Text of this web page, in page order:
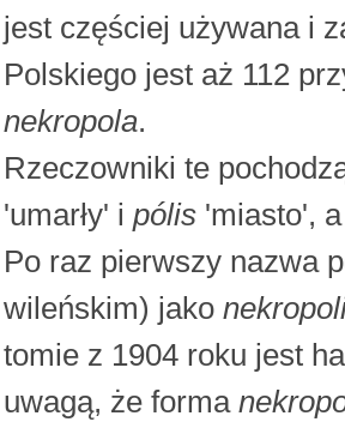
jest częściej używana i
Polskiego jest aż 112
nekropola.
Rzeczowniki te
'umarły' i pólis 'miasto',
Po raz pierwszy nazwa
wileńskim) jako
tomie z 1904 roku jest
uwagą, że forma